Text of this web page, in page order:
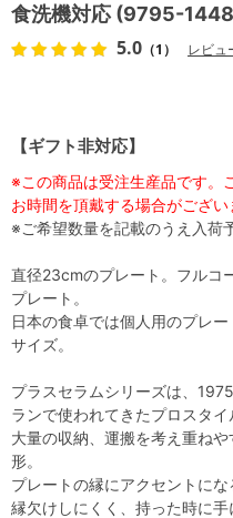
食洗機対応 (9795-
5.0 （1） レビュ
【ギフト非対応】
※この商品は受注生産品です。
お時間を頂戴する場合がござい
※ご希望数量を記載のうえ入荷
直径23cmのプレート。フルコ
プレート。
日本の食卓では個人用のプレ
サイズ。
プラスセラムシリーズは、
ランで使われてきたプロスタイ
大量の収納、運搬を考え重ね
形。
プレートの縁にアクセントにな
縁欠けしにくく、持った時に